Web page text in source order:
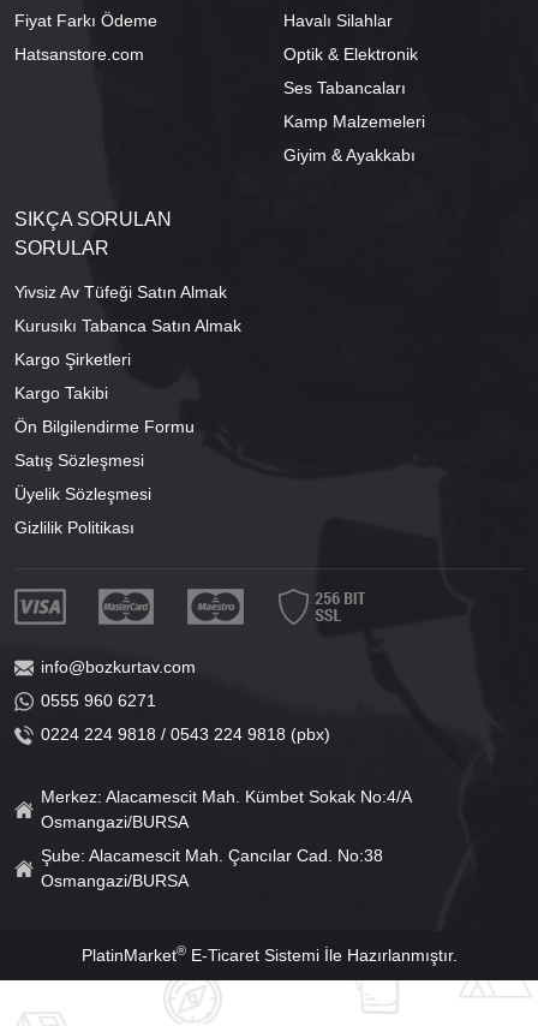
Fiyat Farkı Ödeme
Hatsanstore.com
Havalı Silahlar
Optik & Elektronik
Ses Tabancaları
Kamp Malzemeleri
Giyim & Ayakkabı
SIKÇA SORULAN
SORULAR
Yivsiz Av Tüfeği Satın Almak
Kurusıkı Tabanca Satın Almak
Kargo Şirketleri
Kargo Takibi
Ön Bilgilendirme Formu
Satış Sözleşmesi
Üyelik Sözleşmesi
Gizlilik Politikası
info@bozkurtav.com
0555 960 6271
0224 224 9818 / 0543 224 9818 (pbx)
Merkez: Alacamescit Mah. Kümbet Sokak No:4/A
Osmangazi/BURSA
Şube: Alacamescit Mah. Çancılar Cad. No:38
Osmangazi/BURSA
PlatinMarket®E-Ticaret Sistemiİle Hazırlanmıştır.